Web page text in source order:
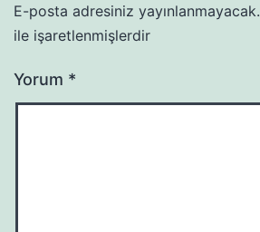
E-posta adresiniz yayınlanmayacak.
ile işaretlenmişlerdir
Yorum *